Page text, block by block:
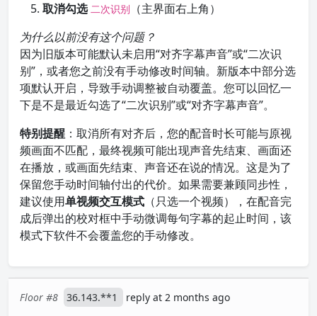
取消勾选 二次识别
（主界面右上角）
为什么以前没有这个问题？
因为旧版本可能默认未启用“对齐字幕声音”或“二次识
别”，或者您之前没有手动修改时间轴。新版本中部分选
项默认开启，导致手动调整被自动覆盖。您可以回忆一
下是不是最近勾选了“二次识别”或“对齐字幕声音”。
特别提醒 ：取消所有对齐后，您的配音时长可能与原视
频画面不匹配，最终视频可能出现声音先结束、画面还
在播放，或画面先结束、声音还在说的情况。这是为了
保留您手动时间轴付出的代价。如果需要兼顾同步性，
建议使用单视频交互模式 （只选一个视频），在配音完
成后弹出的校对框中手动微调每句字幕的起止时间，该
模式下软件不会覆盖您的手动修改。
Floor #8 36.143.**1 reply at 2 months ago